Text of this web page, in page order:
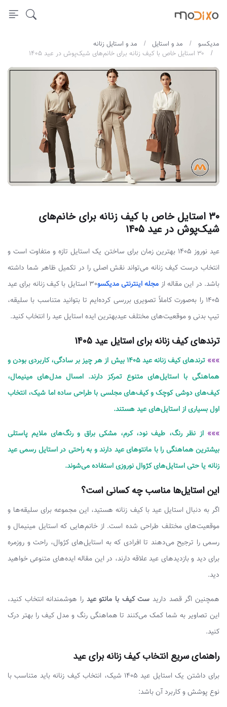
مدیکسو مد و استایل
مد و استایل زنانه
۳۰ استایل خاص با کیف زنانه برای خانم‌های شیک‌پوش در عید ۱۴۰۵
۳۰ استایل خاص با کیف زنانه برای خانم‌های
شیک‌پوش در عید ۱۴۰۵
عید نوروز 1405 بهترین زمان برای ساختن یک استایل تازه و متفاوت است و
انتخاب درست کیف زنانه می‌تواند نقش اصلی را در تکمیل ظاهر شما داشته
باشد. در این مقاله از مجله اینترنتی مدیکسو
30 استایل با کیف زنانه برای عید
1405 را به‌صورت کاملاً تصویری بررسی کرده‌ایم تا بتوانید متناسب با سلیقه،
تیپ بدنی و موقعیت‌های مختلف عیدبهترین ایده استایل عید را انتخاب کنید.
ترندهای کیف زنانه برای استایل عید 1405
»»»
ترندهای کیف زنانه عید 1405 بیش از هر چیز بر سادگی، کاربردی بودن و
هماهنگی با استایل‌های متنوع تمرکز دارند. امسال مدل‌های مینیمال،
کیف‌های دوشی کوچک و کیف‌های مجلسی با طراحی ساده اما شیک، انتخاب
اول بسیاری از استایل‌های عید هستند.
»»» از نظر رنگ، طیف نود، کرم، مشکی براق و رنگ‌های ملایم پاستلی
بیشترین هماهنگی را با مانتوهای عید دارند و به راحتی در استایل رسمی عید
زنانه یا حتی استایل‌های کژوال نوروزی استفاده می‌شوند.
این استایل‌ها مناسب چه کسانی است؟
اگر به دنبال استایل عید با کیف زنانه هستید، این مجموعه برای سلیقه‌ها و
موقعیت‌های مختلف طراحی شده است. از خانم‌هایی که استایل مینیمال و
رسمی را ترجیح می‌دهند تا افرادی که به استایل‌های کژوال، راحت و روزمره
برای دید و بازدیدهای عید علاقه دارند، در این مقاله ایده‌های متنوعی خواهید
دید.
همچنین اگر قصد دارید ست کیف با مانتو عید را هوشمندانه انتخاب کنید،
این تصاویر به شما کمک می‌کنند تا هماهنگی رنگ و مدل کیف را بهتر درک
کنید.
راهنمای سریع انتخاب کیف زنانه برای عید
برای داشتن یک استایل عید 1405 شیک، انتخاب کیف زنانه باید متناسب با
نوع پوشش و کاربرد آن باشد: